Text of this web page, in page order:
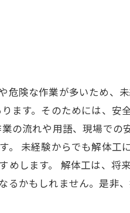
危険な作業が多いため、
ます。そのためには、安
の流れや用語、現場での
。 未経験からでも解体工
めします。 解体工は、将
るかもしれません。是非